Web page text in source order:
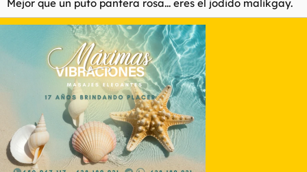
Mejor que un puto pantera rosa... eres el jodido malikgay.